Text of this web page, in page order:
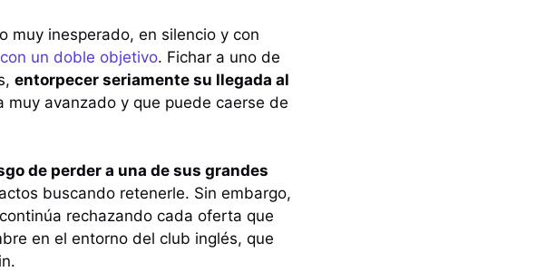
muy inesperado, en silencio y con
un doble objetivo. Fichar a uno de
entorpecer seriamente su llegada al
avanzado y que puede caerse de
de perder a una de sus grandes
buscando retenerle. Sin embargo,
rechazando cada oferta que
en el entorno del club inglés, que